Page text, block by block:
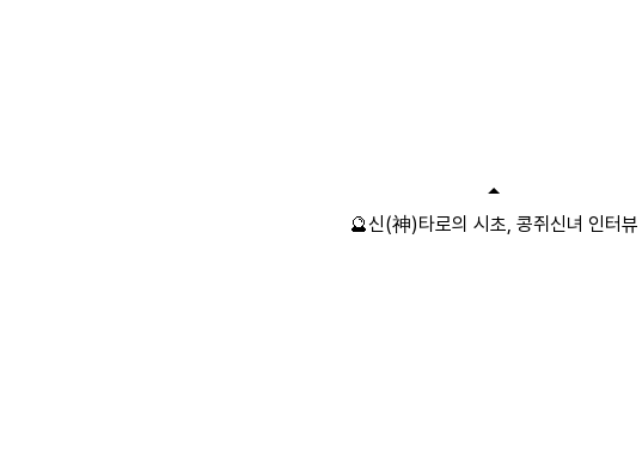
🔮신(神)타로의 시초, 콩쥐신녀 인터뷰